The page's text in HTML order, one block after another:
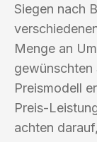
Siegen nach
Menge an
gewünschten
Preismodell
Preis-
achten